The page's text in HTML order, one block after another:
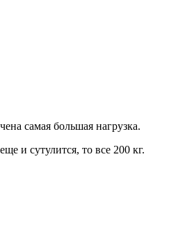
самая большая нагрузка.
и сутулится, то все 200 кг.